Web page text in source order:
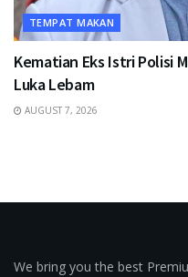
TEMPAT MAKAN
Kematian Eks Istri Polisi
Luka Lebam
AUGUST 7, 2026
We bring you the best